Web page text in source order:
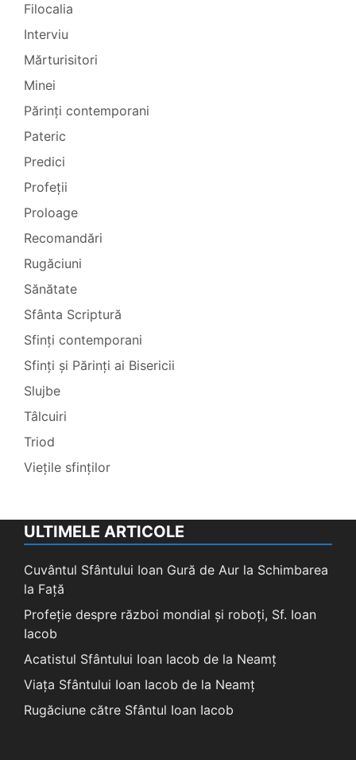
Filocalia
Interviu
Mărturisitori
Minei
Părinți contemporani
Pateric
Predici
Profeții
Proloage
Recomandări
Rugăciuni
Sănătate
Sfânta Scriptură
Sfinți contemporani
Sfinți și Părinți ai Bisericii
Slujbe
Tâlcuiri
Triod
Viețile sfinților
ULTIMELE ARTICOLE
Cuvântul Sfântului Ioan Gură de Aur la Schimbarea
la Față
Profeție despre război mondial și roboți, Sf. Ioan
Iacob
Acatistul Sfântului Ioan Iacob de la Neamț
Viața Sfântului Ioan Iacob de la Neamț
Rugăciune către Sfântul Ioan Iacob